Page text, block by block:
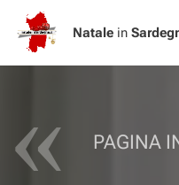
Natale in
PAGINA